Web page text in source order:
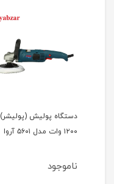
دستگاه پولیش (پولیشر)
۱۲۰۰ وات مدل ۵۶۰۱ آروا
ناموجود